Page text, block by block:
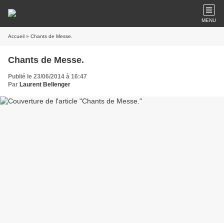
MENU
Accueil » Chants de Messe.
Chants de Messe.
Publié le 23/06/2014 à 16:47
Par Laurent Bellenger